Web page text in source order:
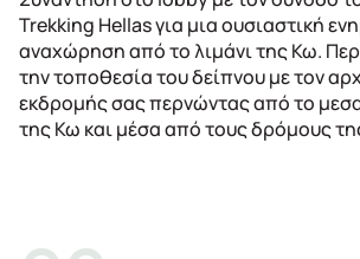
Trekking Hellas για μια ουσιαστική
αναχώρηση από το λιμάνι της Κω.
την τοποθεσία του δείπνου με τον
εκδρομής σας περνώντας από το
της Κω και μέσα από τους δρόμους